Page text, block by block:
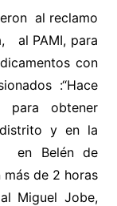
al reclamo
al PAMI, para
con
:“Hace
para obtener
y en la
en Belén de
de 2 horas
Miguel Jobe,